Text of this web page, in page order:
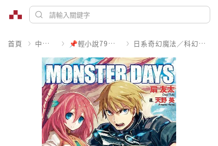
首頁 中文書 📌輕小說79折起 日系奇幻魔法／科幻冒險